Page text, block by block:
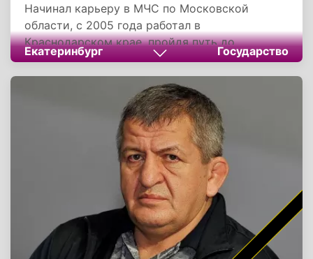
Начинал карьеру в МЧС по Московской
области, с 2005 года работал в
Краснодарском крае, пройдя путь до
начальника регионального ГУ МЧС (2017–
2019). С 2019 по 2024 год руководил
Уральским институтом ГПС МЧС России. В
декабре 2024 года назначен руководителем
департамента по делам казачества
Краснодарского края. 19 февраля 2026 года
задержан сотрудниками УФСБ по подозрению
в превышении полномочий и нецелевом
расходовании бюджетных средств в размере
15 млн рублей. Находится под следствием.
Екатеринбург Государство